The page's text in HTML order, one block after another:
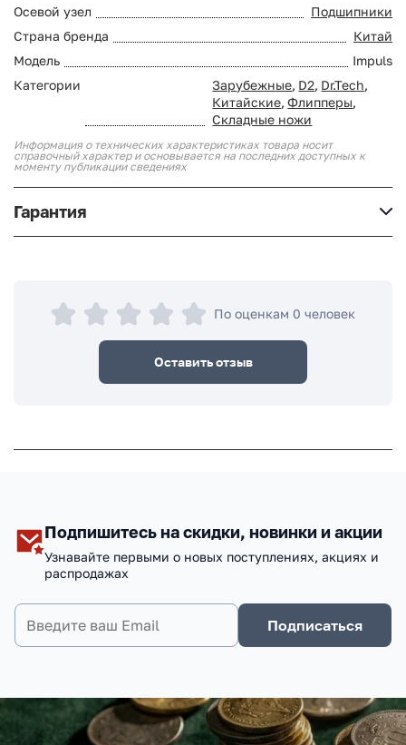
Осевой узел
Подшипники
Страна бренда
Китай
Модель
Impuls
Категории
Зарубежные, D2, Dr.Tech,
Китайские, Флипперы,
Складные ножи
Информация о технических характеристиках товара носит
справочный характер и основывается на последних доступных к
моменту публикации сведениях
Гарантия
По оценкам 0 человек
Оставить отзыв
Подпишитесь на скидки, новинки и акции
Узнавайте первыми о новых поступлениях, акциях и
распродажах
Подписаться